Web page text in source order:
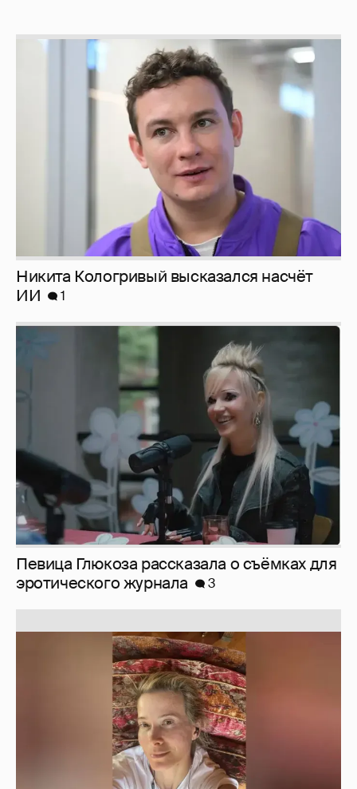
Никита Кологривый высказался насчёт
ИИ
1
Певица Глюкоза рассказала о съёмках для
эротического журнала
3